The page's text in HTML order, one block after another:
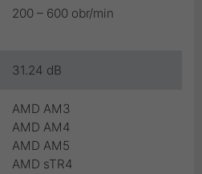
200 – 600 obr/min
31.24 dB
AMD AM3
AMD AM4
AMD AM5
AMD sTR4